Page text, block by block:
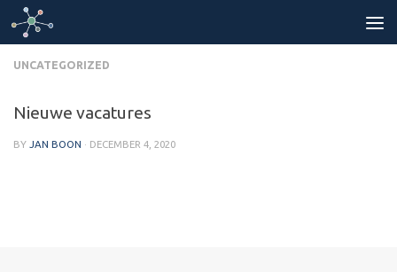
Skip to content
UNCATEGORIZED
Nieuwe vacatures
BY JAN BOON · DECEMBER 4, 2020